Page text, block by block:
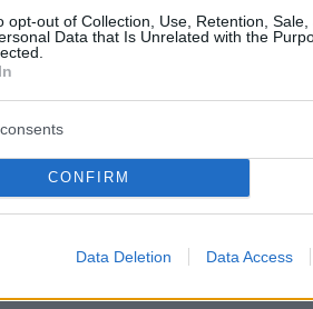
opt-out of Collection, Use, Retention,
Data that Is Unrelated with the
CONFIRM
Data Deletion Data Access
αναπτύξει τρίτο
H.W. Bush, ενώ ο
ότι η αλλαγή
Ο Αρχηγός των Κοινών
ότι B-52 πετούν πάνω
πάνω από 11.000 στόχοι